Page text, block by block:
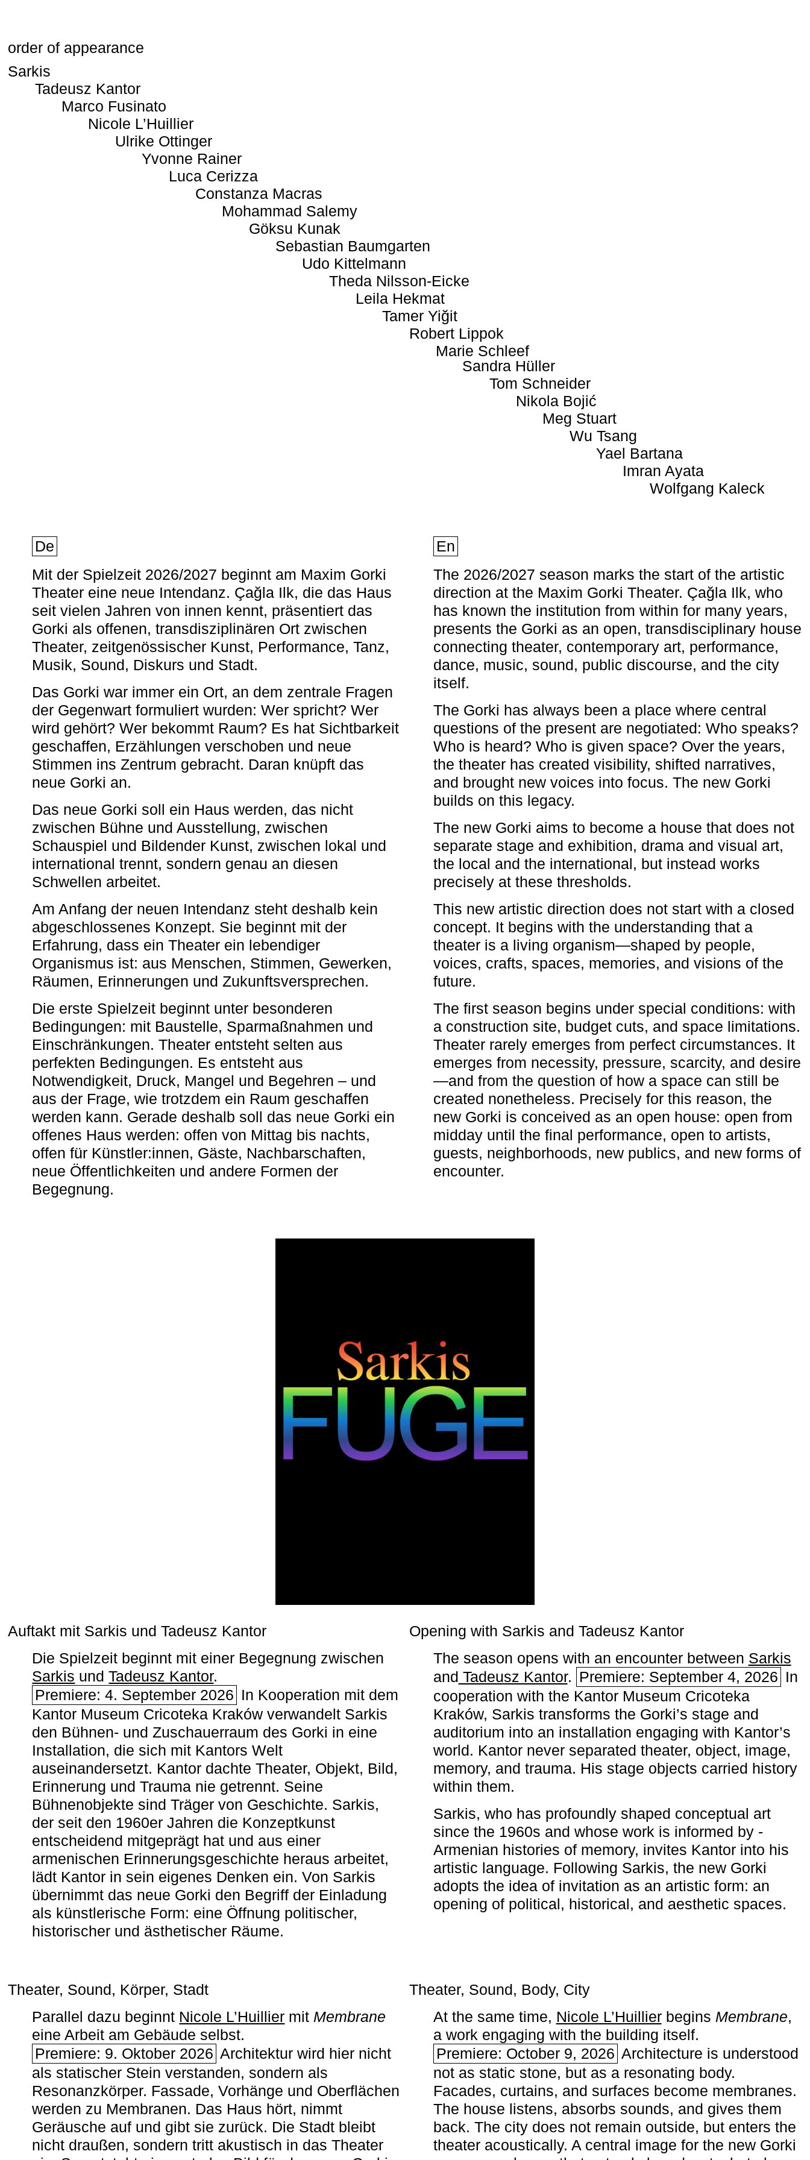
order of appearance
Sarkis
Tadeusz Kantor
Marco Fusinato
Nicole L’Huillier
Ulrike Ottinger
Yvonne Rainer
Luca Cerizza
Constanza Macras
Mohammad Salemy
Göksu Kunak
Sebastian Baumgarten
Udo Kittelmann
Theda Nilsson-Eicke
Leila Hekmat
Tamer Yiğit
Robert Lippok
Marie Schleef
Sandra Hüller
Tom Schneider
Nikola Bojić
Meg Stuart
Wu Tsang
Yael Bartana
Imran Ayata
Wolfgang Kaleck
De
Mit der Spielzeit 2026/2027 beginnt am Maxim Gorki
Theater eine neue Intendanz. Çağla Ilk, die das Haus
seit vielen Jahren von innen kennt, präsentiert das
Gorki als offenen, transdisziplinären Ort zwischen
Theater, zeitgenössischer Kunst, Performance, Tanz,
Musik, Sound, Diskurs und Stadt.
Das Gorki war immer ein Ort, an dem zentrale Fragen
der Gegenwart formuliert wurden: Wer spricht? Wer
wird gehört? Wer bekommt Raum? Es hat Sichtbarkeit
geschaffen, Erzählungen verschoben und neue
Stimmen ins Zentrum gebracht. Daran knüpft das
neue Gorki an.
Das neue Gorki soll ein Haus werden, das nicht
zwischen Bühne und Ausstellung, zwischen
Schauspiel und Bildender Kunst, zwischen lokal und
international trennt, sondern genau an diesen
Schwellen arbeitet.
Am Anfang der neuen Intendanz steht deshalb kein
abgeschlossenes Konzept. Sie beginnt mit der
Erfahrung, dass ein Theater ein lebendiger
Organismus ist: aus Menschen, Stimmen, Gewerken,
Räumen, Erinnerungen und Zukunftsversprechen.
Die erste Spielzeit beginnt unter besonderen
Bedingungen: mit Baustelle, Sparmaßnahmen und
Einschränkungen. Theater entsteht selten aus
perfekten Bedingungen. Es entsteht aus
Notwendigkeit, Druck, Mangel und Begehren – und
aus der Frage, wie trotzdem ein Raum geschaffen
werden kann. Gerade deshalb soll das neue Gorki ein
offenes Haus werden: offen von Mittag bis nachts,
offen für Künstler:innen, Gäste, Nachbarschaften,
neue Öffentlichkeiten und andere Formen der
Begegnung.
En
The 2026/2027 season marks the start of the artistic
direction at the Maxim Gorki Theater. Çağla Ilk, who
has known the institution from within for many years,
presents the Gorki as an open, transdisciplinary house
connecting theater, contemporary art, performance,
dance, music, sound, public discourse, and the city
itself.
The Gorki has always been a place where central
questions of the present are negotiated: Who speaks?
Who is heard? Who is given space? Over the years,
the theater has created visibility, shifted narratives,
and brought new voices into focus. The new Gorki
builds on this legacy.
The new Gorki aims to become a house that does not
separate stage and exhibition, drama and visual art,
the local and the international, but instead works
precisely at these thresholds.
This new artistic direction does not start with a closed
concept. It begins with the understanding that a
theater is a living organism—shaped by people,
voices, crafts, spaces, memories, and visions of the
future.
The first season begins under special conditions: with
a construction site, budget cuts, and space limitations.
Theater rarely emerges from perfect circumstances. It
emerges from necessity, pressure, scarcity, and desire
—and from the question of how a space can still be
created nonetheless. Precisely for this reason, the
new Gorki is conceived as an open house: open from
midday until the final performance, open to artists,
guests, neighborhoods, new publics, and new forms of
encounter.
Auftakt mit Sarkis und Tadeusz Kantor
Die Spielzeit beginnt mit einer Begegnung zwischen
Sarkis undTadeusz Kantor.
Premiere: 4. September 2026 In Kooperation mit dem
Kantor Museum Cricoteka Kraków verwandelt Sarkis
den Bühnen- und Zuschauerraum des Gorki in eine
Installation, die sich mit Kantors Welt
auseinandersetzt. Kantor dachte Theater, Objekt, Bild,
Erinnerung und Trauma nie getrennt. Seine
Bühnenobjekte sind Träger von Geschichte. Sarkis,
der seit den 1960er Jahren die Konzeptkunst
entscheidend mitgeprägt hat und aus einer
armenischen ­Erinnerungsgeschichte heraus arbeitet,
lädt Kantor in sein eigenes Denken ein. Von Sarkis
übernimmt das neue Gorki den Begriff der Einladung
als künstlerische Form: eine Öffnung politischer,
historischer und ästhetischer Räume.
Opening with Sarkis and Tadeusz Kantor
The season opens with an encounter between Sarkis
and Tadeusz Kantor. Premiere: September 4, 2026 In
cooperation with the ­Kantor Museum Cricoteka
Kraków, Sarkis transforms the Gorki’s stage and
auditorium into an installation engaging with Kantor’s
world. Kantor never separated theater, object, image,
memory, and trauma. His stage objects carried history
within them.
Sarkis, who has profoundly shaped conceptual art
since the 1960s and whose work is informed by ­
Armenian histories of memory, invites Kantor into his
artistic language. Following Sarkis, the new Gorki
adopts the idea of invitation as an artistic form: an
opening of political, historical, and aesthetic spaces.
Theater, Sound, Körper, Stadt
Parallel dazu beginnt Nicole L’Huillier mit ­ Membrane
eine Arbeit am Gebäude selbst.
Premiere: 9. Oktober 2026 Architektur wird hier nicht
als statischer Stein verstanden, sondern als
Resonanzkörper. Fassade, Vorhänge und Oberflächen
werden zu Membranen. Das Haus hört, nimmt
Geräusche auf und gibt sie zurück. Die Stadt bleibt
nicht draußen, sondern tritt akustisch in das Theater
Theater, Sound, Body, City
At the same time, Nicole L’Huillierbegins ­ Membrane,
a work engaging with the building itself.
Premiere: October 9, 2026 Architecture is understood
not as static stone, but as a resonating body.
Facades, curtains, and surfaces become membranes.
The house listens, absorbs sounds, and gives them
back. The city does not remain outside, but enters the
theater acoustically. A central image for the new Gorki